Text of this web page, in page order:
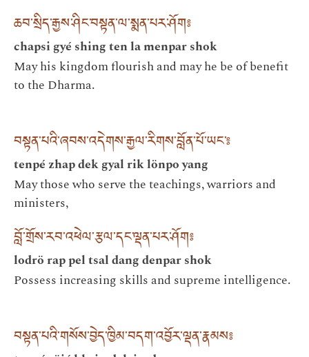
ཆབ་སྲིད་རྒྱས་ཤིང་བསྟན་ལ་སྨན་པར་ཤོག༔
chapsi gyé shing ten la menpar shok
May his kingdom flourish and may he be of benefit
to the Dharma.
བསྟན་པའི་ཞབས་འདེགས་རྒྱལ་རིགས་བློན་པོ་ཡང་༔
tenpé zhap dek gyal rik lönpo yang
May those who serve the teachings, warriors and
ministers,
བློ་གྲོས་རབ་འཕེལ་རྩལ་དང་ལྡན་པར་ཤོག༔
lodrö rap pel tsal dang denpar shok
Possess increasing skills and supreme intelligence.
བསྟན་པའི་གསོས་བྱེད་ཁྱིམ་བདག་འབྱོར་ལྡན་རྣམས༔